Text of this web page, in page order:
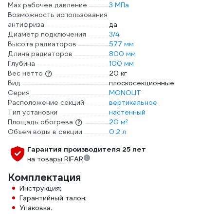
Мах рабочее давление
3 МПа
Возможность использования
антифриза
да
Диаметр подключения
3/4
Высота радиаторов
577 мм
Длина радиаторов
800 мм
Глубина
100 мм
Вес нетто
20 кг
Вид
плоскосекционные
Серия
MONOLIT
Расположение секций
вертикальное
Тип установки
настенный
Площадь обогрева
20 м²
Объем воды в секции
0.2 л
Гарантия производителя 25 лет
на товары RIFAR
Комплектация
Инструкция;
Гарантийный талон;
Упаковка.